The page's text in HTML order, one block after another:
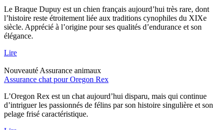
Le Braque Dupuy est un chien français aujourd’hui très rare, dont
l’histoire reste étroitement liée aux traditions cynophiles du XIXe
siècle. Apprécié à l’origine pour ses qualités d’endurance et son
élégance.
Lire
Nouveauté Assurance animaux
Assurance chat pour Oregon Rex
L’Oregon Rex est un chat aujourd’hui disparu, mais qui continue
d’intriguer les passionnés de félins par son histoire singulière et son
pelage frisé caractéristique.